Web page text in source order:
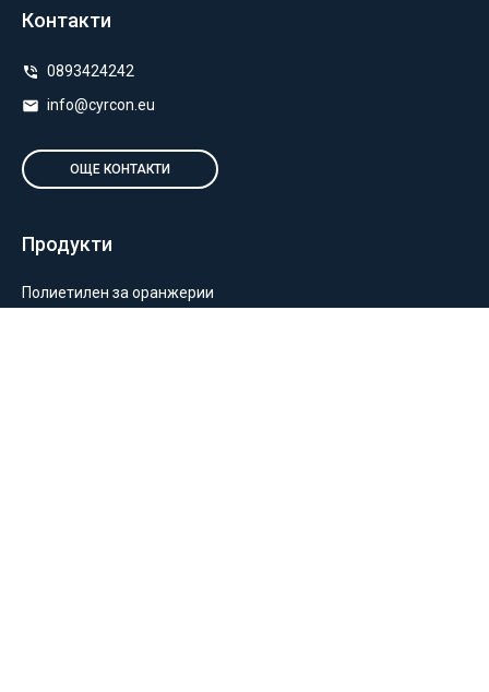
Контакти
0893424242
info@cyrcon.eu
ОЩЕ КОНТАКТИ
Продукти
Полиетилен за оранжерии